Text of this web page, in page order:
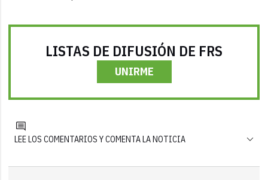
LISTAS DE DIFUSIÓN DE FRS
UNIRME
LEE LOS COMENTARIOS Y COMENTA LA NOTICIA